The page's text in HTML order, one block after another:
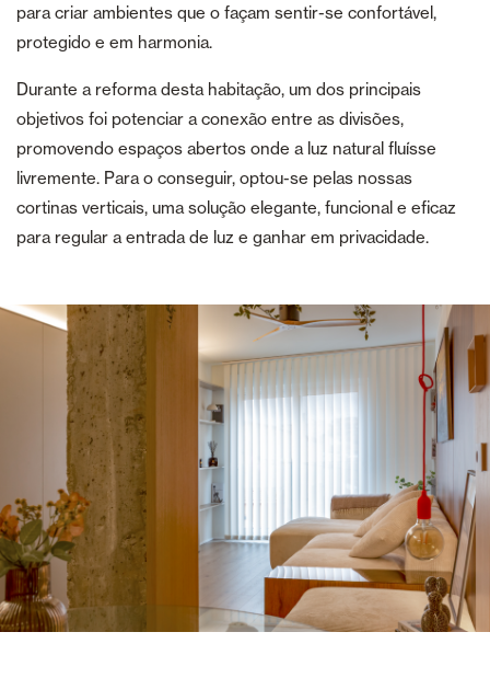
para criar ambientes que o façam sentir-se confortável,
protegido e em harmonia.
Durante a reforma desta habitação, um dos principais
objetivos foi potenciar a conexão entre as divisões,
promovendo espaços abertos onde a luz natural fluísse
livremente. Para o conseguir, optou-se pelas nossas
cortinas verticais, uma solução elegante, funcional e eficaz
para regular a entrada de luz e ganhar em privacidade.